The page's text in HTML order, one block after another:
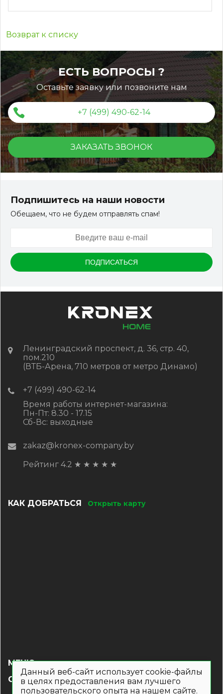
Возврат к списку
ЕСТЬ ВОПРОСЫ ?
Оставьте заявку или позвоните нам
+7 (499) 490-62-14
ЗАКАЗАТЬ ЗВОНОК
Подпишитесь на наши новости
Обещаем, что не будем отправлять спам!
Ленинградский проспект, д. 36, стр. 40,
пом.210
(ВТБ-Арена, 710 метров от метро Динамо)
+7 (499) 490-62-14
Время работы интернет-магазина:
Пн-Пт: 8.30 - 17.15
Сб-Вс: выходные
zakaz@kronex-company.by
Рейтинг 4.2 ★ ★ ★ ★ ★
КАК ДОБРАТЬСЯ Открыть карту
СОЦ СЕТИ
МЕНЮ
Данный веб-сайт использует cookie-файлы
в целях предоставления вам лучшего
пользовательского опыта на нашем сайте.